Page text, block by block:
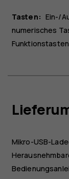
Tasten: Ein-/
numerisches
Mikro-USB-